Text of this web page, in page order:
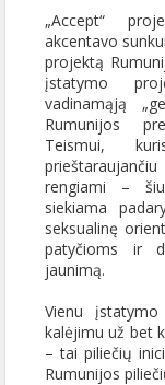
„Accept“
akcentavo
projektą
įstatymo
vadinamąją
Rumunijos
Teismui,
rengiami –
siekiama
seksualinę
patyčioms ir
jaunimą.
Vienu
kalėjimu už bet
– tai piliečių
Rumunijos